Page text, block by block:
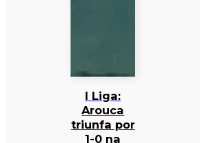
I Liga:
Arouca
triunfa por
1-0 na